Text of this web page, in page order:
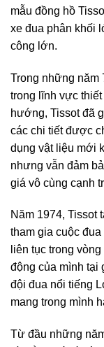
mẫu đồng hồ
xe đua phân khối
công lớn.
Trong những năm
trong lĩnh vực
hướng, Tissot đã
các chi tiết được
dụng vật liệu mới
nhưng vẫn đảm
giá vô cùng cạnh
Năm 1974, Tissot
tham gia cuộc
liên tục trong
động của mình tại
đội đua nổi tiếng
mang trong mình
Từ đầu những